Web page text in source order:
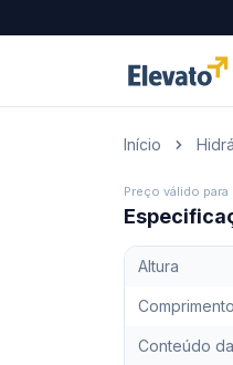
Início
Preço válido para
Altura
Comprimento
Conteúdo